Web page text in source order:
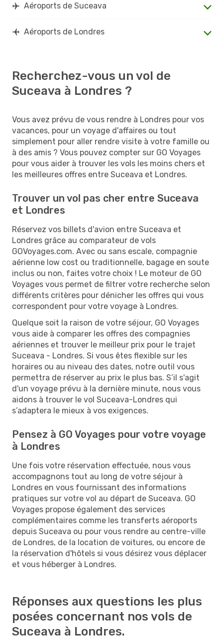
Aéroports de Suceava
Aéroports de Londres
Recherchez-vous un vol de
Suceava à Londres ?
Vous avez prévu de vous rendre à Londres pour vos
vacances, pour un voyage d'affaires ou tout
simplement pour aller rendre visite à votre famille ou
à des amis ? Vous pouvez compter sur GO Voyages
pour vous aider à trouver les vols les moins chers et
les meilleures offres entre Suceava et Londres.
Trouver un vol pas cher entre Suceava
et Londres
Réservez vos billets d'avion entre Suceava et
Londres grâce au comparateur de vols
GOVoyages.com. Avec ou sans escale, compagnie
aérienne low cost ou traditionnelle, bagage en soute
inclus ou non, faites votre choix ! Le moteur de GO
Voyages vous permet de filtrer votre recherche selon
différents critères pour dénicher les offres qui vous
correspondent pour votre voyage à Londres.
Quelque soit la raison de votre séjour, GO Voyages
vous aide à comparer les offres des compagnies
aériennes et trouver le meilleur prix pour le trajet
Suceava - Londres. Si vous êtes flexible sur les
horaires ou au niveau des dates, notre outil vous
permettra de réserver au prix le plus bas. S’il s'agit
d'un voyage prévu à la dernière minute, nous vous
aidons à trouver le vol Suceava-Londres qui
s’adaptera le mieux à vos exigences.
Pensez à GO Voyages pour votre voyage
à Londres
Une fois votre réservation effectuée, nous vous
accompagnons tout au long de votre séjour à
Londres en vous fournissant des informations
pratiques sur votre vol au départ de Suceava. GO
Voyages propose également des services
complémentaires comme les transferts aéroports
depuis Suceava ou pour vous rendre au centre-ville
de Londres, de la location de voitures, ou encore de
la réservation d'hôtels si vous désirez vous déplacer
et vous héberger à Londres.
Réponses aux questions les plus
posées concernant nos vols de
Suceava à Londres.